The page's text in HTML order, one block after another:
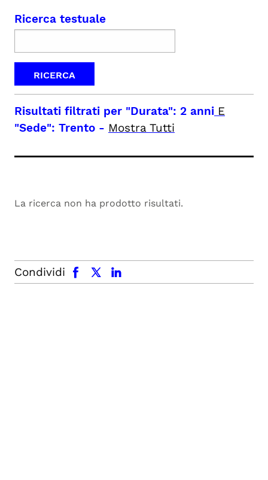
Ricerca testuale
Risultati filtrati per "Durata": 2 anni E
"Sede": Trento - Mostra Tutti
La ricerca non ha prodotto risultati.
Condividi
facebook x.com linkedin